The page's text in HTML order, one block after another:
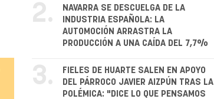
2.
NAVARRA SE DESCUELGA DE LA
INDUSTRIA ESPAÑOLA: LA
AUTOMOCIÓN ARRASTRA LA
PRODUCCIÓN A UNA CAÍDA DEL 7,7%
3.
FIELES DE HUARTE SALEN EN APOYO
DEL PÁRROCO JAVIER AIZPÚN TRAS LA
POLÉMICA: "DICE LO QUE PENSAMOS